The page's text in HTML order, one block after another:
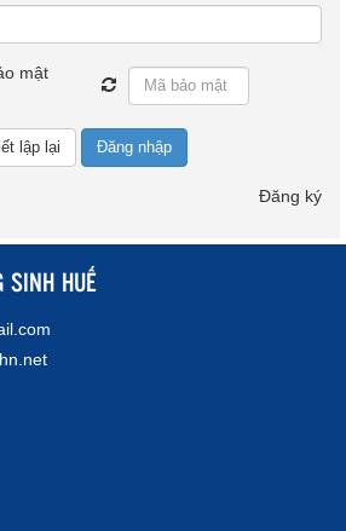
Đăng nhập
Đăng ký
SINH HUẾ